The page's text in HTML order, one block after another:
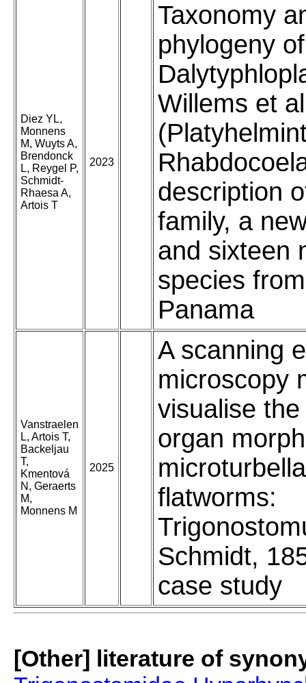
Diez YL,
Monnens
M, Wuyts A,
Brendonck
L, Reygel P,
Schmidt-
Rhaesa A,
Artois T
2023
Taxonomy
phylogeny of
Willems et
description
family, a
and sixteen
species
Panama
Vanstraelen
L, Artois T,
Backeljau
T,
Kmentová
N, Geraerts
M,
Monnens M
2025
A scanning
microscopy
visualise
organ
flatworms:
Schmidt,
case study
[Other] literature of